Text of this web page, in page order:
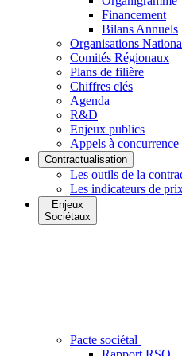
Financement
Bilans Annuels
Organisations
Comités Régionaux
Plans de filière
Chiffres clés
Agenda
R&D
Enjeux publics
Appels à concurrence
Contractualisation
Les outils de la
Les indicateurs de
Enjeux
Sociétaux
Pacte sociétal